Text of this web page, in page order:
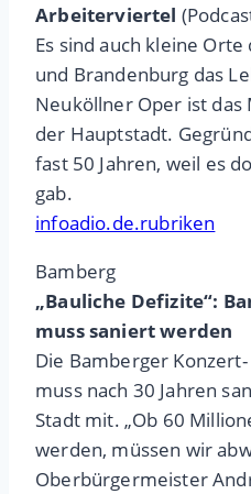
Arbeiterviertel
Es sind auch kleine
und Brandenburg das
Neuköllner Oper ist das
der Hauptstadt.
fast 50 Jahren, weil es
gab.
infoadio.de.rubriken
Bamberg
„Bauliche Defizite“:
muss saniert werden
Die Bamberger
muss nach 30 Jahren
Stadt mit. „Ob 60
werden, müssen wir
Oberbürgermeister